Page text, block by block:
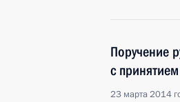
Поручение
с
23 марта 2014